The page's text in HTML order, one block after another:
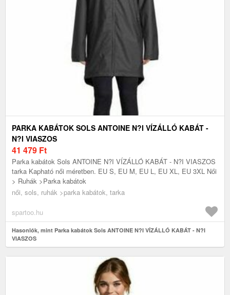
PARKA KABÁTOK SOLS ANTOINE N?I VÍZÁLLÓ KABÁT -
N?I VIASZOS
41 479 Ft
Parka kabátok Sols ANTOINE N?I VÍZÁLLÓ KABÁT - N?I VIASZOS
tarka Kapható női méretben. EU S, EU M, EU L, EU XL, EU 3XL Női
> Ruhák >Parka kabátok
női, sols, ruhák >parka kabátok, tarka
spartoo.hu
Hasonlók, mint Parka kabátok Sols ANTOINE N?I VÍZÁLLÓ KABÁT - N?I
VIASZOS